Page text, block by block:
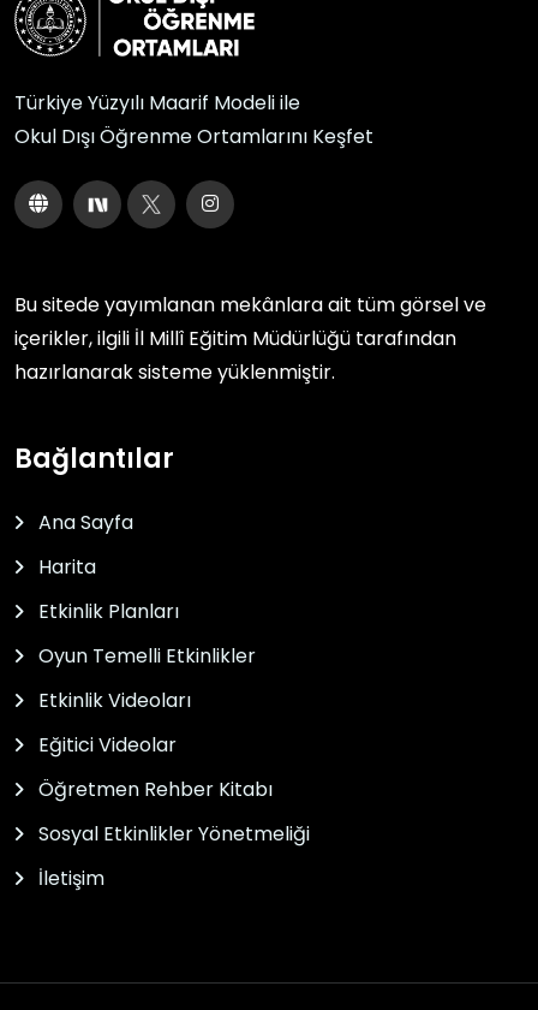
Türkiye Yüzyılı Maarif Modeli ile
Okul Dışı Öğrenme Ortamlarını Keşfet
Bu sitede yayımlanan mekânlara ait tüm görsel ve
içerikler, ilgili İl Millî Eğitim Müdürlüğü tarafından
hazırlanarak sisteme yüklenmiştir.
Bağlantılar
Ana Sayfa
Harita
Etkinlik Planları
Oyun Temelli Etkinlikler
Etkinlik Videoları
Eğitici Videolar
Öğretmen Rehber Kitabı
Sosyal Etkinlikler Yönetmeliği
İletişim